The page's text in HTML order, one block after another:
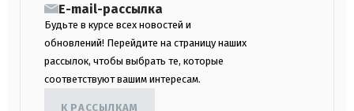
E-mail-рассылка
Будьте в курсе всех новостей и
обновлений! Перейдите на страницу наших
рассылок, чтобы выбрать те, которые
соответствуют вашим интересам.
К РАССЫЛКАМ